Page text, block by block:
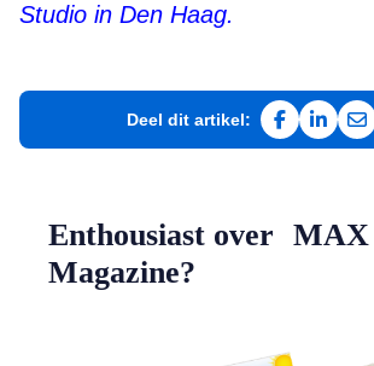
Studio in Den Haag.
Deel dit artikel:
Deel op
Deel
Enthousiast over MAX
Magazine?